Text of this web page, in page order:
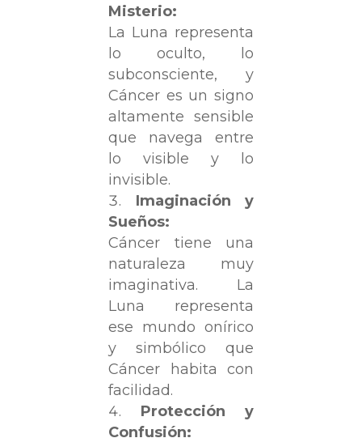
Misterio:
La Luna representa
lo oculto, lo
subconsciente, y
Cáncer es un signo
altamente sensible
que navega entre
lo visible y lo
invisible.
Imaginación y
Sueños:
Cáncer tiene una
naturaleza muy
imaginativa. La
Luna representa
ese mundo onírico
y simbólico que
Cáncer habita con
facilidad.
Protección y
Confusión: